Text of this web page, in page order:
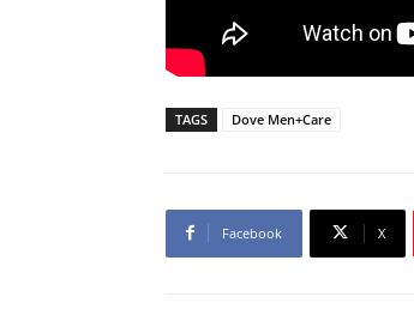
TAGS Dove Men+Care
Facebook X